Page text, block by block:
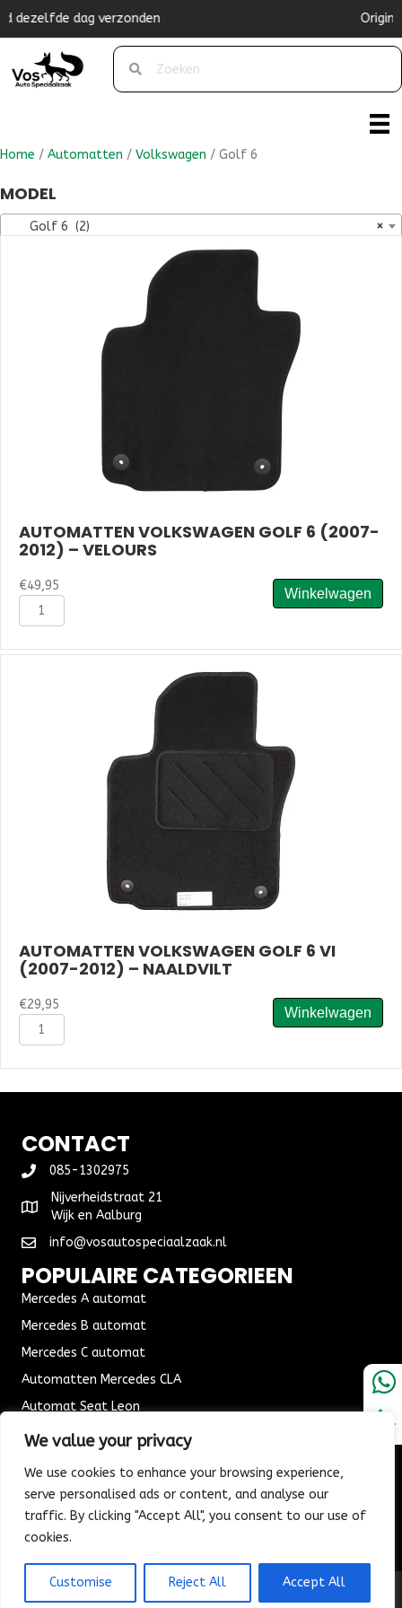
We value your privacy
We use cookies to enhance your browsing experience,
serve personalised ads or content, and analyse our
traffic. By clicking "Accept All", you consent to our use of
cookies.
Customise Reject All Accept All
Home / Automatten / Volkswagen / Golf 6
MODEL
×
Golf 6 (2)
AUTOMATTEN VOLKSWAGEN GOLF 6 (2007-
2012) – VELOURS
€49,95
Automatten
Volkswagen
6
Winkelwagen
AUTOMATTEN VOLKSWAGEN GOLF 6 VI
(2007-2012) – NAALDVILT
€29,95
Automatten
Volkswagen
VI
-
Naaldvilt
aantal
Winkelwagen
CONTACT
085-1302975
Nijverheidstraat 21
Wijk en Aalburg
info@vosautospeciaalzaak.nl
POPULAIRE CATEGORIEEN
Mercedes A automat
Mercedes B automat
Mercedes C automat
Automatten Mercedes CLA
Automat Seat Leon
ALGEMENE VOORWAARDEN
Verzending & Bezorging
Retouren & Ruilen
© 2026 Vos Autospeciaalzaak. All Rights Reserved.